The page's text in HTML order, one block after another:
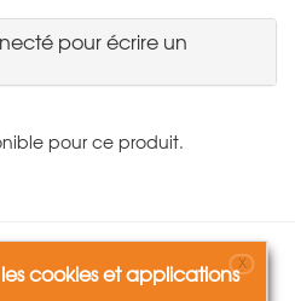
pour écrire un
pour ce produit.
cookies et applicationsX